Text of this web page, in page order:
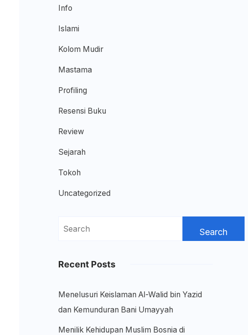
Info
Islami
Kolom Mudir
Mastama
Profiling
Resensi Buku
Review
Sejarah
Tokoh
Uncategorized
Search
Recent Posts
Menelusuri Keislaman Al-Walid bin Yazid
dan Kemunduran Bani Umayyah
Menilik Kehidupan Muslim Bosnia di